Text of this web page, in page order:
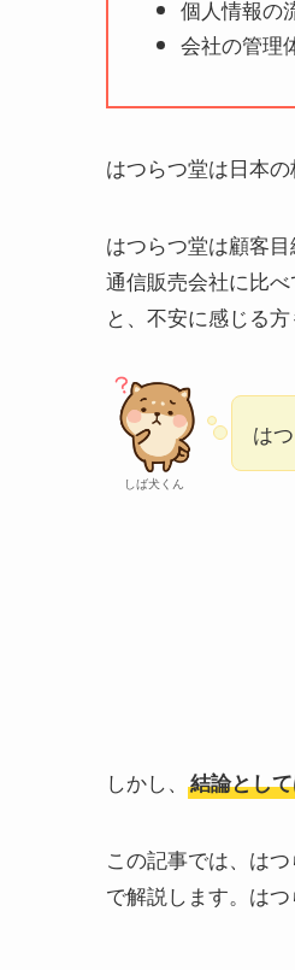
個人情報の
会社の管理
はつらつ堂は日本
はつらつ堂は顧客
通信販売会社に比べ
と、不安に感じる方
しば犬くん
は
しかし、 結論とし
この記事では、は
で解説します。は